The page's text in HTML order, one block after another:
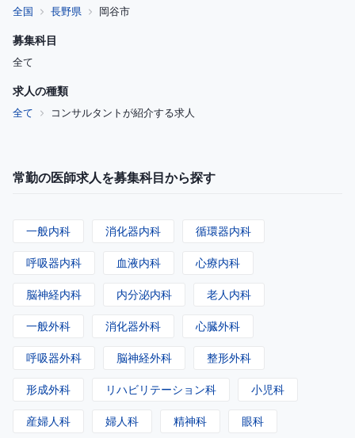
全国 長野県 岡谷市
募集科目
全て
求人の種類
全て コンサルタントが紹介する求人
常勤の医師求人を募集科目から探す
一般内科 消化器内科 循環器内科
呼吸器内科 血液内科 心療内科
脳神経内科 内分泌内科 老人内科
一般外科 消化器外科 心臓外科
呼吸器外科 脳神経外科 整形外科
形成外科 リハビリテーション科 小児科
産婦人科 婦人科 精神科 眼科